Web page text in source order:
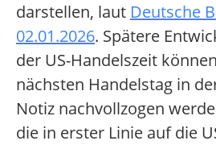
darstellen, laut Deutsche
02.01.2026. Spätere
der US-Handelszeit
nächsten Handelstag in
Notiz nachvollzogen
die in erster Linie auf die